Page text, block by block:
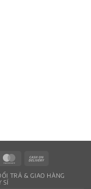
MasterCard
Delivery
TRẢ & GIAO HÀNG
SỈ